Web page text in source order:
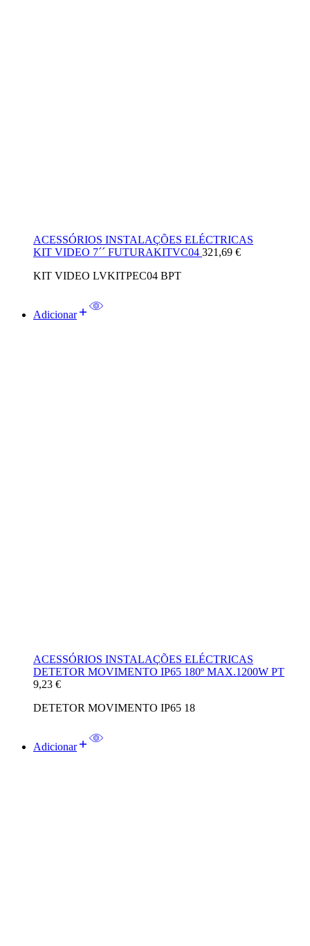
ACESSÓRIOS INSTALAÇÕES ELÉCTRICAS
KIT VIDEO 7´´ FUTURAKITVC04 321,69 €
KIT VIDEO LVKITPEC04 BPT
Adicionar
ACESSÓRIOS INSTALAÇÕES ELÉCTRICAS
DETETOR MOVIMENTO IP65 180º MAX.1200W PT
9,23 €
DETETOR MOVIMENTO IP65 18
Adicionar